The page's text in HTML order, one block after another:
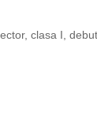
clasa I,